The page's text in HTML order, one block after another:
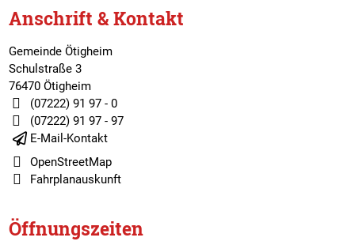
Anschrift & Kontakt
Gemeinde Ötigheim
Schulstraße 3
76470 Ötigheim
(07222) 91 97 - 0
(07222) 91 97 - 97
E-Mail-Kontakt
OpenStreetMap
Fahrplanauskunft
Öffnungszeiten